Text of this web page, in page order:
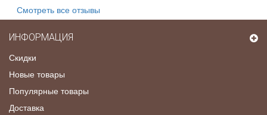
Смотреть все отзывы
ИНФОРМАЦИЯ
Скидки
Новые товары
Популярные товары
Доставка